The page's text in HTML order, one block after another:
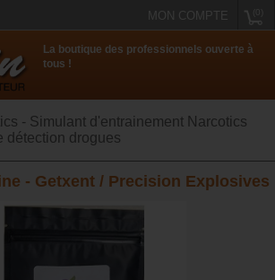
MON COMPTE
La boutique des professionnels ouverte à
tous !
- Simulant d'entrainement Narcotics
détection drogues
- Getxent / Precision Explosives